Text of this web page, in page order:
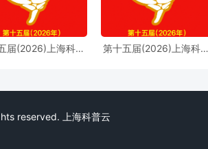
届(2026)上海科普
第十五届(2026)上海科普
reserved. 上海科普云